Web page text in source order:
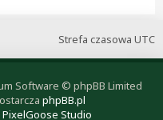
Strefa czasowa UTC
Software © phpBB Limited
phpBB.pl
PixelGoose Studio